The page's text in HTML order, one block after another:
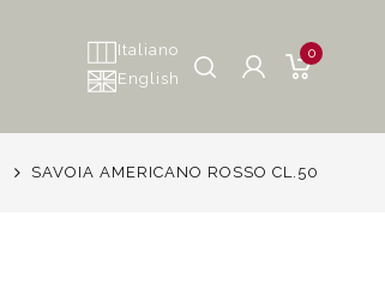
Italiano
English
0
SAVOIA AMERICANO ROSSO CL.50